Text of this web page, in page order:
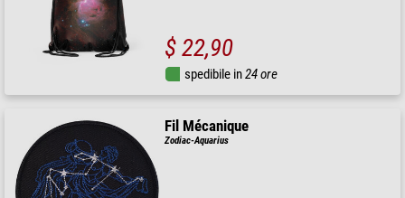
$ 22,90
spedibile in24 ore
Fil Mécanique
Zodiac-Aquarius